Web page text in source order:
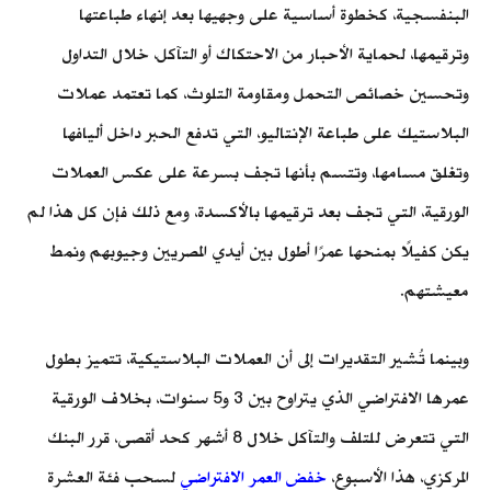
البنفسجية، كخطوة أساسية على وجهيها بعد إنهاء طباعتها
وترقيمها، لحماية الأحبار من الاحتكاك أو التآكل، خلال التداول
وتحسين خصائص التحمل ومقاومة التلوث، كما تعتمد عملات
البلاستيك على طباعة الإنتاليو، التي تدفع الحبر داخل أليافها
وتغلق مسامها، وتتسم بأنها تجف بسرعة على عكس العملات
الورقية، التي تجف بعد ترقيمها بالأكسدة، ومع ذلك فإن كل هذا لم
يكن كفيلًا بمنحها عمرًا أطول بين أيدي المصريين وجيوبهم ونمط
معيشتهم.
وبينما تُشير التقديرات إلى أن العملات البلاستيكية، تتميز بطول
عمرها الافتراضي الذي يتراوح بين 3 و5 سنوات، بخلاف الورقية
التي تتعرض للتلف والتآكل خلال 8 أشهر كحد أقصى، قرر البنك
المركزي، هذا الأسبوع، خفض العمر الافتراضي لسحب فئة العشرة